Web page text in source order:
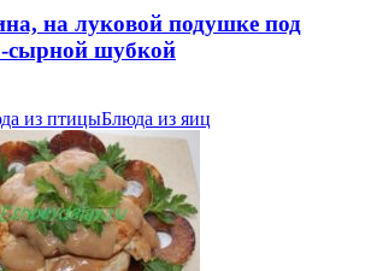
на луковой подушке под
сырной шубкой
из птицыБлюда из яиц